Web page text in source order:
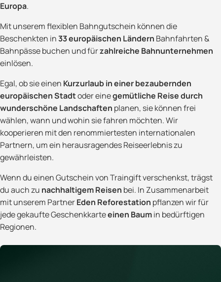
Europa.
Mit unserem flexiblen Bahngutschein können die
Beschenkten in33 europäischen Ländern Bahnfahrten &
Bahnpässe buchen und fürzahlreiche Bahnunternehmen
einlösen.
Egal, ob sie einen Kurzurlaub in einer bezaubernden
europäischen Stadtoder einegemütliche Reise durch
wunderschöne Landschaften planen, sie können frei
wählen, wann und wohin sie fahren möchten. Wir
kooperieren mit den renommiertesten internationalen
Partnern, um ein herausragendes Reiseerlebnis zu
gewährleisten.
Wenn du einen Gutschein von Traingift verschenkst, trägst
du auch zu nachhaltigem Reisen bei. In Zusammenarbeit
mit unserem PartnerEden Reforestation pflanzen wir für
jede gekaufte Geschenkkarteeinen Baumin bedürftigen
Regionen.